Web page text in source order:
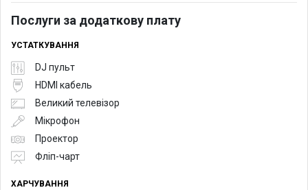
Послуги за додаткову плату
УСТАТКУВАННЯ
DJ пульт
HDMI кабель
Великий телевізор
Мікрофон
Проектор
Фліп-чарт
ХАРЧУВАННЯ